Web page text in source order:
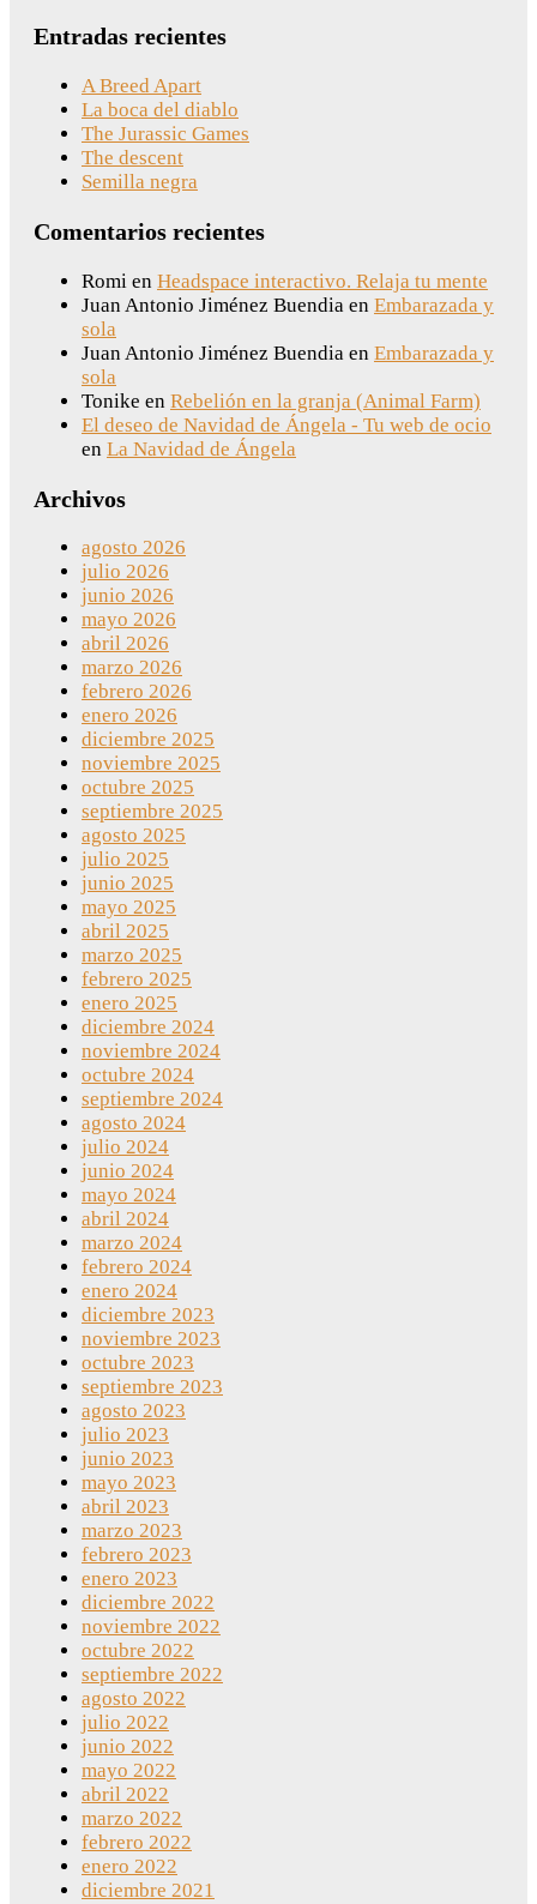
Entradas recientes
A Breed Apart
La boca del diablo
The Jurassic Games
The descent
Semilla negra
Comentarios recientes
Romi en Headspace interactivo. Relaja tu mente
Juan Antonio Jiménez Buendia en Embarazada y
sola
Juan Antonio Jiménez Buendia en Embarazada y
sola
Tonike en Rebelión en la granja (Animal Farm)
El deseo de Navidad de Ángela - Tu web de ocio
en La Navidad de Ángela
Archivos
agosto 2026
julio 2026
junio 2026
mayo 2026
abril 2026
marzo 2026
febrero 2026
enero 2026
diciembre 2025
noviembre 2025
octubre 2025
septiembre 2025
agosto 2025
julio 2025
junio 2025
mayo 2025
abril 2025
marzo 2025
febrero 2025
enero 2025
diciembre 2024
noviembre 2024
octubre 2024
septiembre 2024
agosto 2024
julio 2024
junio 2024
mayo 2024
abril 2024
marzo 2024
febrero 2024
enero 2024
diciembre 2023
noviembre 2023
octubre 2023
septiembre 2023
agosto 2023
julio 2023
junio 2023
mayo 2023
abril 2023
marzo 2023
febrero 2023
enero 2023
diciembre 2022
noviembre 2022
octubre 2022
septiembre 2022
agosto 2022
julio 2022
junio 2022
mayo 2022
abril 2022
marzo 2022
febrero 2022
enero 2022
diciembre 2021